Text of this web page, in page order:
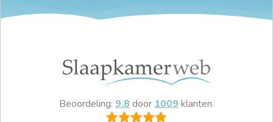
Beoordeling: 9.8 door 1009 klanten.